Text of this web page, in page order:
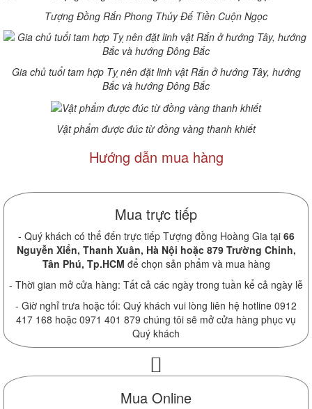
Tượng Đồng Rắn Phong Thủy Đế Tiền Cuộn Ngọc
Gia chủ tuổi tam hợp Tỵ nên đặt linh vật Rắn ở hướng Tây, hướng
Bắc và hướng Đông Bắc
Vật phẩm được đúc từ đồng vàng thanh khiết
Hướng dẫn mua hàng
Mua trực tiếp
- Quý khách có thể đến trực tiếp Tượng đồng Hoàng Gia tại 66
Nguyễn Xiển, Thanh Xuân, Hà Nội hoặc 879 Trường Chinh,
Tân Phú, Tp.HCM để chọn sản phẩm và mua hàng
- Thời gian mở cửa hàng: Tất cả các ngày trong tuần kể cả ngày lễ
- Giờ nghỉ trưa hoặc tối: Quý khách vui lòng liên hệ hotline 0912
417 168 hoặc 0971 401 879 chúng tôi sẽ mở cửa hàng phục vụ
Quý khách
Mua Online